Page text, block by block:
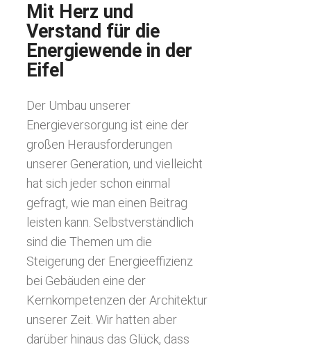
Mit Herz und
Verstand für die
Energiewende in der
Eifel
Der Umbau unserer
Energieversorgung ist eine der
großen Herausforderungen
unserer Generation, und vielleicht
hat sich jeder schon einmal
gefragt, wie man einen Beitrag
leisten kann. Selbstverständlich
sind die Themen um die
Steigerung der Energieeffizienz
bei Gebäuden eine der
Kernkompetenzen der Architektur
unserer Zeit. Wir hatten aber
darüber hinaus das Glück, dass